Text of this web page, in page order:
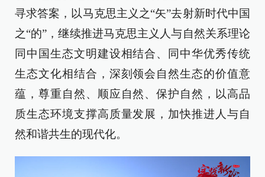
寻求答案，以马克思主义之“矢”去射新时代中国
之“的”，继续推进马克思主义人与自然关系理论
同中国生态文明建设相结合、同中华优秀传统
生态文化相结合，深刻领会自然生态的价值意
蕴，尊重自然、顺应自然、保护自然，以高品
质生态环境支撑高质量发展，加快推进人与自
然和谐共生的现代化。